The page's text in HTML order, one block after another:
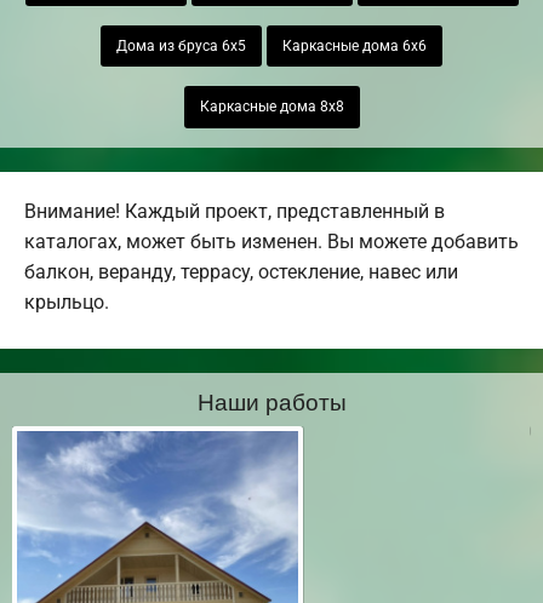
Дома из бруса 6х5 Каркасные дома 6х6
Каркасные дома 8х8
Внимание! Каждый проект, представленный в
каталогах, может быть изменен. Вы можете добавить
балкон, веранду, террасу, остекление, навес или
крыльцо.
Наши работы